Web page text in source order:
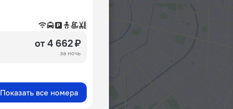
от 4 662 ₽
за ночь
Показать все номера